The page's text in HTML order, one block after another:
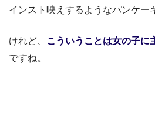
インスト映えするようなパンケー
けれど、 こういうことは女の子に
ですね。